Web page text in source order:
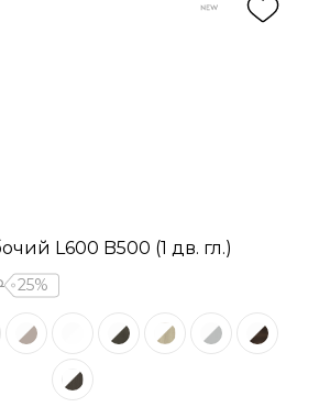
L600 B500 (1 дв. гл.)
25%